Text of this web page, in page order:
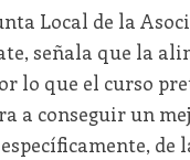
Local de la
señala que la
lo que el curso
a conseguir un